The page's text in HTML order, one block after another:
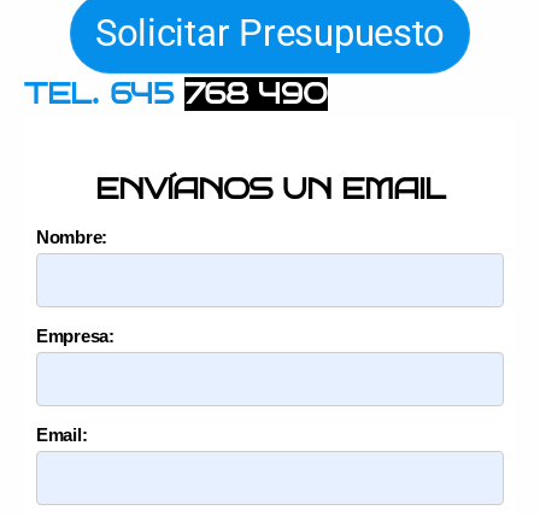
Solicitar Presupuesto
TEL. 645 768 490
ENVÍANOS UN EMAIL
Nombre:
Empresa:
Email: